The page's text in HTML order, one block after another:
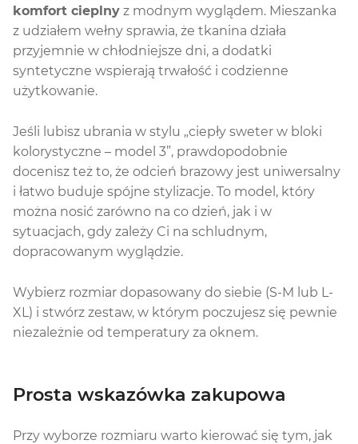
komfort cieplny z modnym wyglądem. Mieszanka
z udziałem wełny sprawia, że tkanina działa
przyjemnie w chłodniejsze dni, a dodatki
syntetyczne wspierają trwałość i codzienne
użytkowanie.
Jeśli lubisz ubrania w stylu „ciepły sweter w bloki
kolorystyczne – model 3”, prawdopodobnie
docenisz też to, że odcień brazowy jest uniwersalny
i łatwo buduje spójne stylizacje. To model, który
można nosić zarówno na co dzień, jak i w
sytuacjach, gdy zależy Ci na schludnym,
dopracowanym wyglądzie.
Wybierz rozmiar dopasowany do siebie (S-M lub L-
XL) i stwórz zestaw, w którym poczujesz się pewnie
niezależnie od temperatury za oknem.
Prosta wskazówka zakupowa
Przy wyborze rozmiaru warto kierować się tym, jak